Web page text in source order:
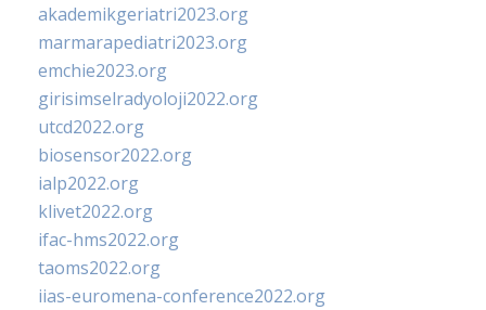
akademikgeriatri2023.org
marmarapediatri2023.org
emchie2023.org
girisimselradyoloji2022.org
utcd2022.org
biosensor2022.org
ialp2022.org
klivet2022.org
ifac-hms2022.org
taoms2022.org
iias-euromena-conference2022.org